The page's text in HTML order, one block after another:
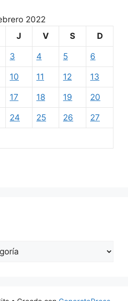
2022
J V S D
3 4 5 6
10 11 12 13
17 18 19 20
24 25 26 27